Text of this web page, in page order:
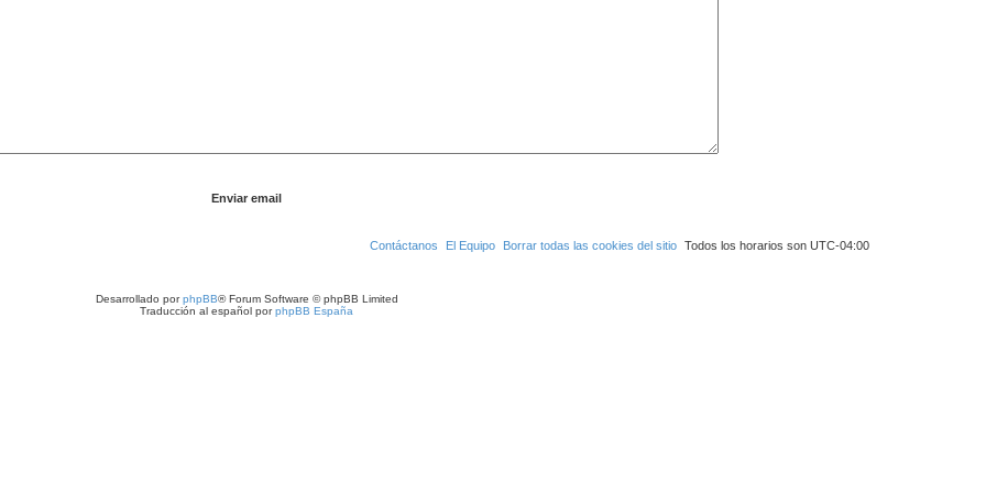
Todos los horarios son UTC-04:00
Borrar todas las cookies del sitio
El Equipo
Contáctanos
Desarrollado porphpBB® Forum Software © phpBB Limited
Traducción al español porphpBB España